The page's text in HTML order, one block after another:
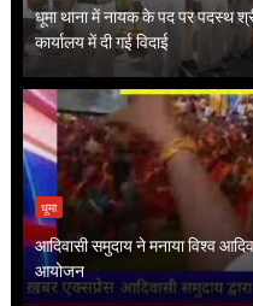
धूमा थाना में नायक के पद पर पदस्थ
कार्यालय में दी गई विदाई
धूमा
आदिवासी समुदाय ने मनाया विश्व
आयोजन